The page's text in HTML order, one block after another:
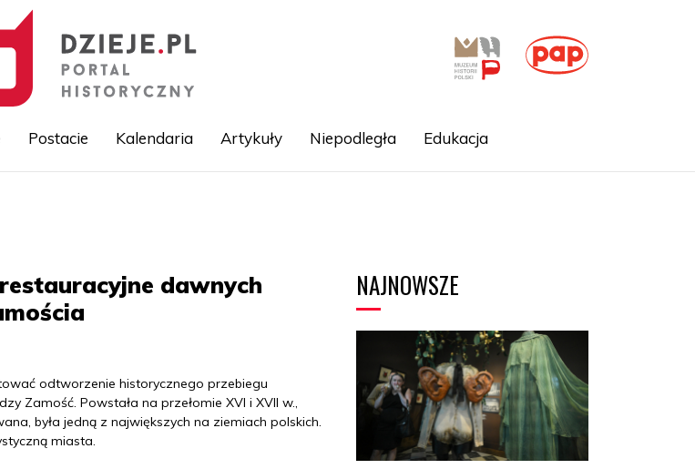
Postacie Kalendaria Artykuły Niepodległa Edukacja
dawnych
odtworzenie historycznego przebiegu
Zamość. Powstała na przełomie XVI i XVII w.,
była jedną z największych na ziemiach polskich.
miasta.
NAJNOWSZE